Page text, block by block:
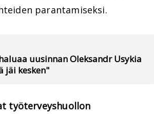
parantamiseksi.
uusinnan Oleksandr Usykia
jäi kesken"
työterveyshuollon